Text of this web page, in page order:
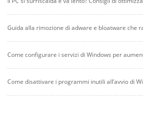
Guida alla rimozione di adware e bloatware che
Come configurare i servizi di Windows per
Come disattivare i programmi inutili all’avvio di